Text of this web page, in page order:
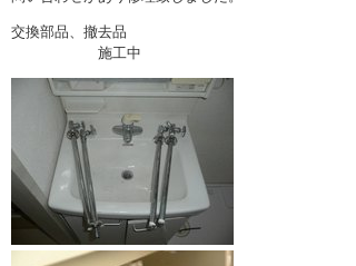
交換部品、撤去品
施工中